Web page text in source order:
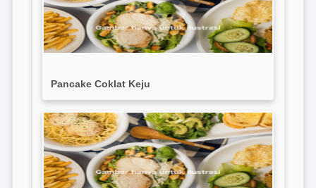
Pancake Coklat Keju